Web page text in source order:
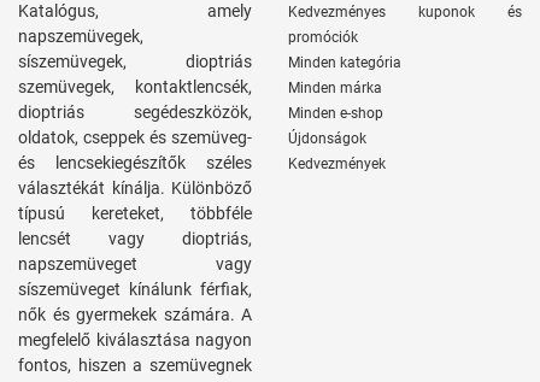
Katalógus, amely
napszemüvegek,
síszemüvegek, dioptriás
szemüvegek, kontaktlencsék,
dioptriás segédeszközök,
oldatok, cseppek és szemüveg-
és lencsekiegészítők széles
választékát kínálja. Különböző
típusú kereteket, többféle
lencsét vagy dioptriás,
napszemüveget vagy
síszemüveget kínálunk férfiak,
nők és gyermekek számára. A
megfelelő kiválasztása nagyon
fontos, hiszen a szemüvegnek
Kedvezményes kuponok és
promóciók
Minden kategória
Minden márka
Minden e-shop
Újdonságok
Kedvezmények